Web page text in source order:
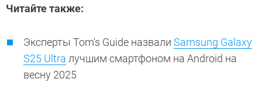
Читайте также:
Эксперты Tom's Guide назвали Samsung Galaxy
S25 Ultra лучшим смартфоном на Android на
весну 2025